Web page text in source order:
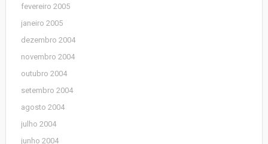
fevereiro 2005
janeiro 2005
dezembro 2004
novembro 2004
outubro 2004
setembro 2004
agosto 2004
julho 2004
junho 2004